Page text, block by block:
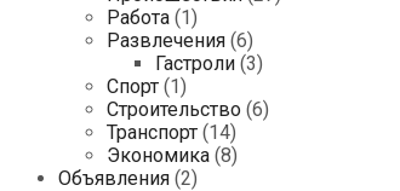
Работа (1)
Развлечения (6)
Гастроли (3)
Спорт (1)
Строительство (6)
Транспорт (14)
Экономика (8)
Объявления (2)